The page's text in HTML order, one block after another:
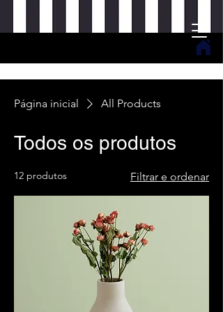
Página inicial All Products
Todos os produtos
12 produtos Filtrar e ordenar